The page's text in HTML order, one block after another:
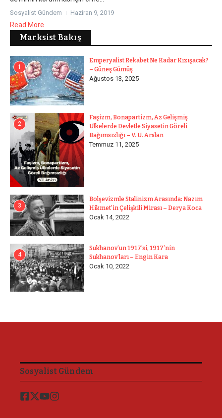
Sosyalist Gündem Haziran 9, 2019
Read More
Marksist Bakış
1
Emperyalist Rekabet Ne Kadar Kızışacak?
– Güneş Gümüş
Ağustos 13, 2025
2
Faşizm, Bonapartizm, Az Gelişmiş
Ülkelerde Devletle Siyasetin Göreli
Bağımsızlığı – V. U. Arslan
Temmuz 11, 2025
3
Bolşevizmle Stalinizm Arasında: Nazım
Hikmet’in Çelişkili Mirası – Derya Koca
Ocak 14, 2022
4
Sukhanov’un 1917’si, 1917’nin
Sukhanov’ları – Engin Kara
Ocak 10, 2022
Sosyalist Gündem